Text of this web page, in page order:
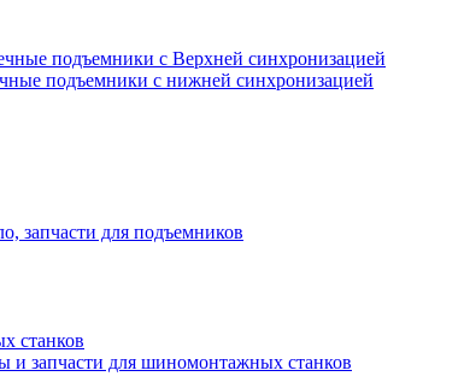
подъемники с Верхней синхронизацией
подъемники с нижней синхронизацией
запчасти для подъемников
станков
и запчасти для шиномонтажных станков